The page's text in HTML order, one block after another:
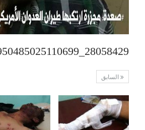
28058429_950485025110699_391069057895418260_n
السابق